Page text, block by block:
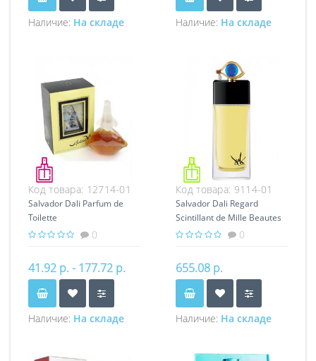
Наличие: На складе Наличие: На складе
Код товара: 12714-01
Salvador Dali Parfum de
Toilette
0
41.92 р. - 177.72 р.
Наличие: На складе
Код товара: 9114-01
Salvador Dali Regard
Scintillant de Mille Beautes
0
655.08 р.
Наличие: На складе